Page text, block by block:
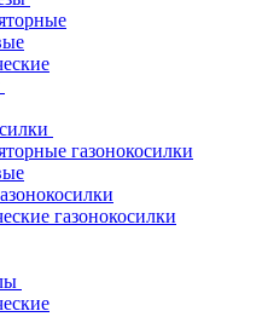
газонокосилки
газонокосилки